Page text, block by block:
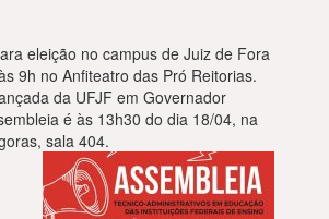
eleição no campus de Juiz de Fora
9h no Anfiteatro das Pró Reitorias.
da UFJF em Governador
é às 13h30 do dia 18/04, na
sala 404.